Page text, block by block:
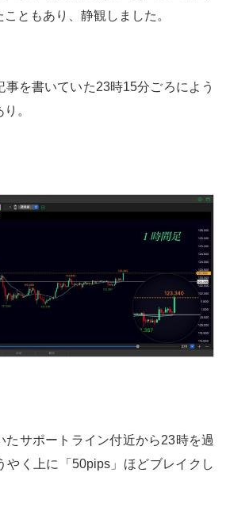
ともあり、静観しました。
事を書いていた23時15分ごろによう
。
たサポートライン付近から23時を過
やく上に「50pips」ほどブレイクし